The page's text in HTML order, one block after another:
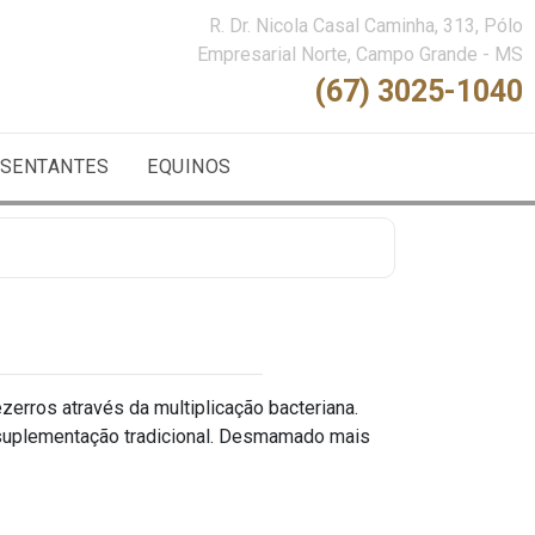
R. Dr. Nicola Casal Caminha, 313, Pólo
Empresarial Norte, Campo Grande - MS
(67) 3025-1040
EQUINOS
através da multiplicação bacteriana.
tradicional. Desmamado mais